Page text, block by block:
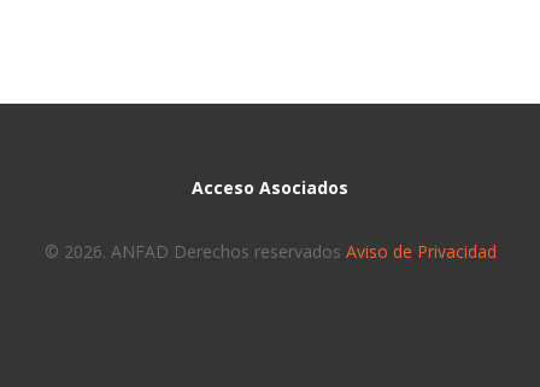
Acceso Asociados
© 2026. ANFAD Derechos reservados Aviso de Privacidad